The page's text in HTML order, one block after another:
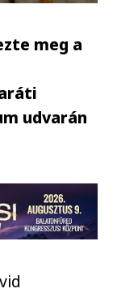
meg a
udvarán